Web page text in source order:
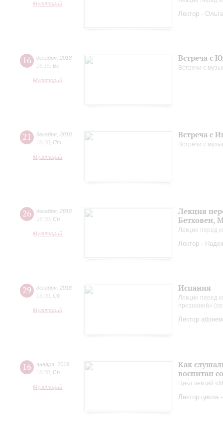
Музиторий
Лектор -
16 декабря 2018
18:15
Вс
Музиторий
Встреча с
Встречи с
21 декабря 2018
18:30 Пт
Музиторий
Встреча с
Встречи с
26 декабря 2018
18:30 Ср
Музиторий
Лекция
Бетховен,
Лекции перед
Лектор -
29 декабря 2018
18:30 Сб
Музиторий
Испания
Лекции перед
признаний»
Лектор
16 января 2019
18:30 Ср
Музиторий
Как
воспитан
Цикл лекций
Лектор цикла